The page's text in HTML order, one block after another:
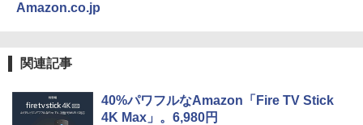
Amazon.co.jp
関連記事
40%パワフルなAmazon「Fire TV Stick
4K Max」。6,980円